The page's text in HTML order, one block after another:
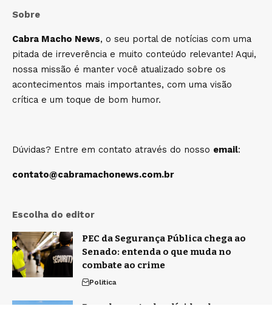
Sobre
Cabra Macho News, o seu portal de notícias com uma
pitada de irreverência e muito conteúdo relevante! Aqui,
nossa missão é manter você atualizado sobre os
acontecimentos mais importantes, com uma visão
crítica e um toque de bom humor.
Dúvidas? Entre em contato através do nosso email:
contato@cabramachonews.com.br
Escolha do editor
PEC da Segurança Pública chega ao
Senado: entenda o que muda no
combate ao crime
Politica
Parcelamento das dívidas dos